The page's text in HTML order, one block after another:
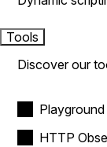
Tools
Discover our
Playground
HTTP